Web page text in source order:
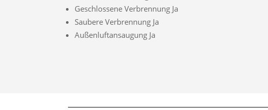
Geschlossene Verbrennung Ja
Saubere Verbrennung Ja
Außenluftansaugung Ja